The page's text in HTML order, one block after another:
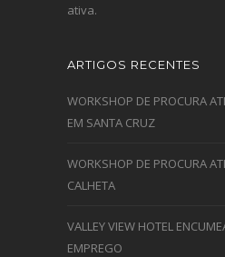
ativa.
ARTIGOS RECENTES
WORKSHOP DE PROCURA
EM SANTA CRUZ
WORKSHOP DE PROCURA
CALHETA
VALLEY VIEW HOTEL
EMPREGO